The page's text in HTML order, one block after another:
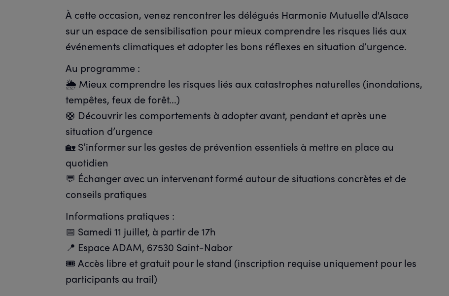
À cette occasion, venez rencontrer les délégués Harmonie Mutuelle d'Alsace
sur un espace de sensibilisation pour mieux comprendre les risques liés aux
événements climatiques et adopter les bons réflexes en situation d’urgence.
Au programme :
🌦️ Mieux comprendre les risques liés aux catastrophes naturelles (inondations,
tempêtes, feux de forêt...)
🛟 Découvrir les comportements à adopter avant, pendant et après une
situation d’urgence
🏡 S’informer sur les gestes de prévention essentiels à mettre en place au
quotidien
💬 Échanger avec un intervenant formé autour de situations concrètes et de
conseils pratiques
Informations pratiques :
📅 Samedi 11 juillet, à partir de 17h
📍 Espace ADAM, 67530 Saint-Nabor
🎟️ Accès libre et gratuit pour le stand (inscription requise uniquement pour les
participants au trail)